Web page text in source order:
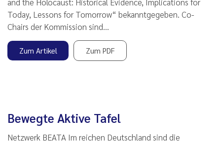
Today, Lessons for Tomorrow“ bekanntgegeben. Co-
Chairs der Kommission sind…
Zum Artikel Zum PDF
Bewegte Aktive Tafel
Netzwerk BEATA Im reichen Deutschland sind die